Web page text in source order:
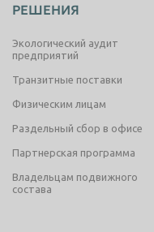
РЕШЕНИЯ
Экологический аудит
предприятий
Транзитные поставки
Физическим лицам
Раздельный сбор в офисе
Партнерская программа
Владельцам подвижного
состава